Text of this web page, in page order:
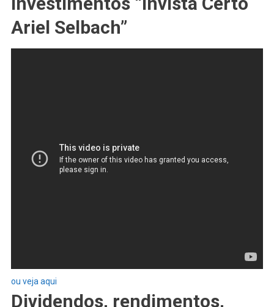
Ariel Selbach”
ou veja aqui
Dividendos, rendimentos,